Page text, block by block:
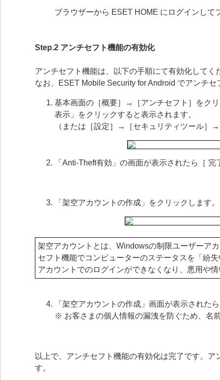
ブラウザーから ESET HOME にログインし
Step.2 アンチセフト機能の有効化
アンチセフト機能は、以下の手順にて有効化してく
なお、ESET Mobile Security for Android でアンチ
基本画面の［概要］→［アンチセフト］をク
表示」をクリックすると表示されます。
（または［設定］→［セキュリティツール］
「Anti-Theft有効」の画面が表示されたら［
「架空アカウントの作成」をクリックします。
架空アカウントとは、Windowsの制限ユーザーア
セフト機能でコンピューターのステータスを「紛
アカウントでのログインができなくなり、悪用や
「架空アカウントの作成」画面が表示された
※ お客さまの個人情報の漏洩を防ぐため、名
以上で、アンチセフト機能の有効化は完了です。
す。